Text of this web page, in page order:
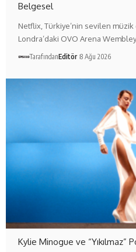
Belgesel
Netflix, Türkiye’nin sevilen müzik
Londra’daki OVO Arena
TarafındanEditör 8 Ağu 2026
Kylie Minogue ve “Yıkılmaz”